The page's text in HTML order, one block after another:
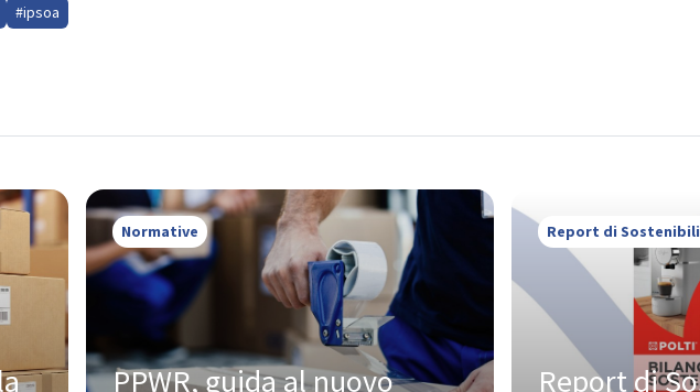
#ipsoa
Normative
PPWR, guida al nuovo
Report di
Report di